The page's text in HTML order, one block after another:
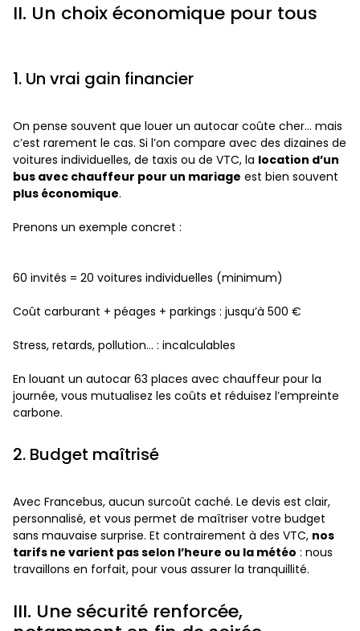
II. Un choix économique pour tous
1. Un vrai gain financier
On pense souvent que louer un autocar coûte cher… mais
c’est rarement le cas. Si l’on compare avec des dizaines de
voitures individuelles, de taxis ou de VTC, la location d’un
bus avec chauffeur pour un mariage est bien souvent
plus économique.
Prenons un exemple concret :
60 invités = 20 voitures individuelles (minimum)
Coût carburant + péages + parkings : jusqu’à 500 €
Stress, retards, pollution… : incalculables
En louant un autocar 63 places avec chauffeur pour la
journée, vous mutualisez les coûts et réduisez l’empreinte
carbone.
2. Budget maîtrisé
Avec Francebus, aucun surcoût caché. Le devis est clair,
personnalisé, et vous permet de maîtriser votre budget
sans mauvaise surprise. Et contrairement à des VTC, nos
tarifs ne varient pas selon l’heure ou la météo : nous
travaillons en forfait, pour vous assurer la tranquillité.
III. Une sécurité renforcée,